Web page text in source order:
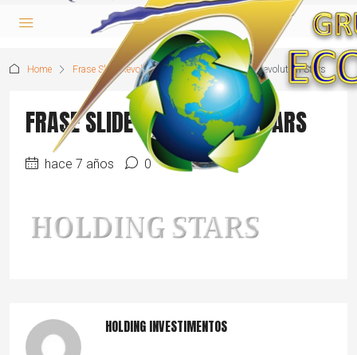
Home Frase Slide Revolution Stars Frase Slide Revolution Stars
FRASE SLIDE REVOLUTION STARS
hace 7 años 0
HOLDING INVESTIMENTOS